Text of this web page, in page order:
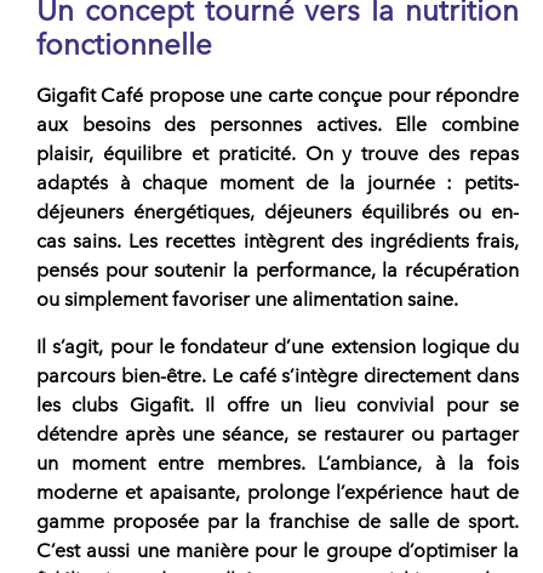
Un concept tourné vers la nutrition
fonctionnelle
Gigafit Café propose une carte conçue pour répondre
aux besoins des personnes actives. Elle combine
plaisir, équilibre et praticité. On y trouve des repas
adaptés à chaque moment de la journée : petits-
déjeuners énergétiques, déjeuners équilibrés ou en-
cas sains. Les recettes intègrent des ingrédients frais,
pensés pour soutenir la performance, la récupération
ou simplement favoriser une alimentation saine.
Il s’agit, pour le fondateur d’une extension logique du
parcours bien-être. Le café s’intègre directement dans
les clubs Gigafit. Il offre un lieu convivial pour se
détendre après une séance, se restaurer ou partager
un moment entre membres. L’ambiance, à la fois
moderne et apaisante, prolonge l’expérience haut de
gamme proposée par la franchise de salle de sport.
C’est aussi une manière pour le groupe d’optimiser la